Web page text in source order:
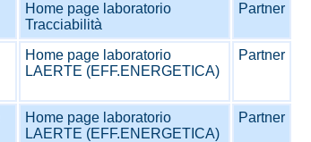
Home page laboratorio
Tracciabilità
Partner
Home page laboratorio
LAERTE (EFF.ENERGETICA)
Partner
Home page laboratorio
LAERTE (EFF.ENERGETICA)
Partner